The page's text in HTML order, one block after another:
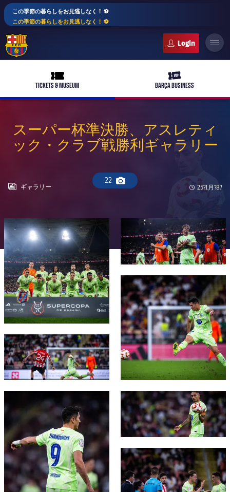
この季節の暮らしをお見逃しなく！ ⚽️
この季節の暮らしをお見逃しなく！ ⚽️
ticket-full
TICKETS & MUSEUM
ticket-vip
BARÇA BUSINESS
10年毎
会長
レジェンド
監督
plusicon
label.aria.plus
プレスパス
Facilities
PLUSICON
LABEL.ARIA.PLUS
女子サッカー
plusicon
label.aria.plus
チケット
結果
順位表
plusicon
label.aria.plus
スケジュール
チケット
結果
順位表
PLUSICON
LABEL.ARIA.PLUS
トップチーム
plusicon
label.aria.plus
スケジュール
チケット
結果
順位表
PLUSICON
LABEL.ARIA.PLUS
トップチーム
スケジュール
チケット
結果
順位表
PLUSICON
LABEL.ARIA.PLUS
トップチーム
スケジュール
チケット
結果
順位表
PLUSICON
LABEL.ARIA.PLUS
トップチーム
plusicon
label.aria.plus
スケジュール
スーパー杯準決勝、アスレティ
ック・クラブ戦勝利ギャラリー
22
Camera icon
LABEL.ARIA.GALLERY
ギャラリー Published
25?1月?8?
FC Barcelona club badge
FC Barcelona club badge
FC Barcelona club badge
FC Barcelona club badge
FC Barcelona club badge
FC Barcelona club badge
FC Barcelona club badge